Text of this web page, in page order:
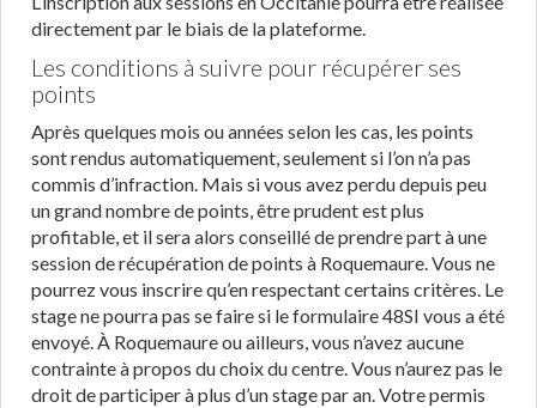
directement par le biais de la plateforme.
Les conditions à suivre pour récupérer ses
points
Après quelques mois ou années selon les cas, les points
sont rendus automatiquement, seulement si l’on n’a pas
commis d’infraction. Mais si vous avez perdu depuis peu
un grand nombre de points, être prudent est plus
profitable, et il sera alors conseillé de prendre part à une
session de récupération de points à Roquemaure. Vous ne
pourrez vous inscrire qu’en respectant certains critères. Le
stage ne pourra pas se faire si le formulaire 48SI vous a été
envoyé. À Roquemaure ou ailleurs, vous n’avez aucune
contrainte à propos du choix du centre. Vous n’aurez pas le
droit de participer à plus d’un stage par an. Votre permis